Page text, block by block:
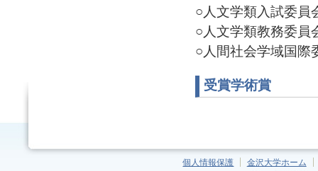
○人文学類入試委
○人文学類教務委
○人間社会学域国
受賞学術賞
個人情報保護 金沢大学ホーム